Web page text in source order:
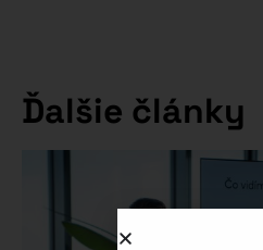
Ďalšie články